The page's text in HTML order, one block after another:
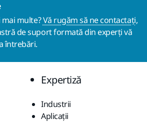
multe?Vă rugăm să ne contactați,
de suport formată din experți vă
întrebări.
Expertiză
Industrii
Aplicații